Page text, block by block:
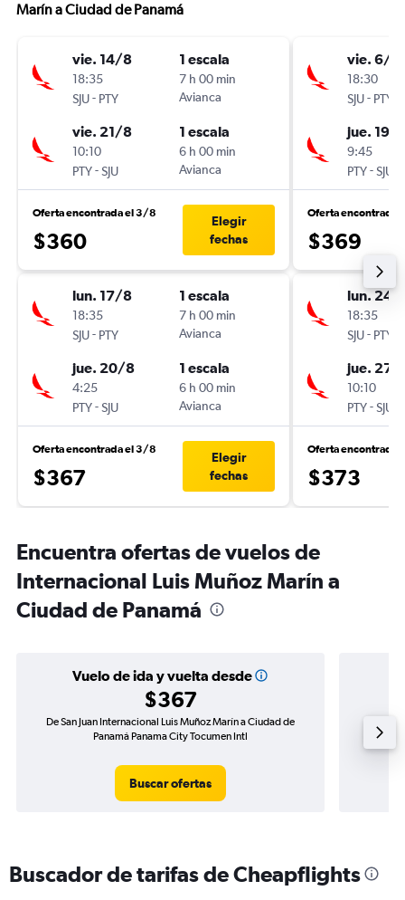
Marín a Ciudad de Panamá
vie. 14/8
18:35
SJU- PTY
1 escala
7 h 00 min
Avianca
vie. 21/8
10:10
PTY-SJU
1 escala
6 h 00 min
Avianca
Oferta encontrada el 3/8
$360
Elegir
fechas
lun. 17/8
18:35
SJU- PTY
1 escala
7 h 00 min
Avianca
jue. 20/8
4:25
PTY-SJU
1 escala
6 h 00 min
Avianca
Oferta encontrada el 3/8
$367
Elegir
fechas
vie. 6/11
18:30
SJU- PTY
jue. 19/
9:45
PTY-SJU
Oferta encontrada
$369
lun. 24/
18:35
SJU- PTY
jue. 27/
10:10
PTY-SJU
Oferta encontrada
$373
Encuentra ofertas de vuelos de
Internacional Luis Muñoz Marín a
Ciudad de Panamá
Vuelo de ida y vuelta desde
$367
De San Juan Internacional Luis Muñoz Marín a Ciudad de
Panamá Panama City Tocumen Intl
Buscar ofertas
Buscador de tarifas de Cheapflights